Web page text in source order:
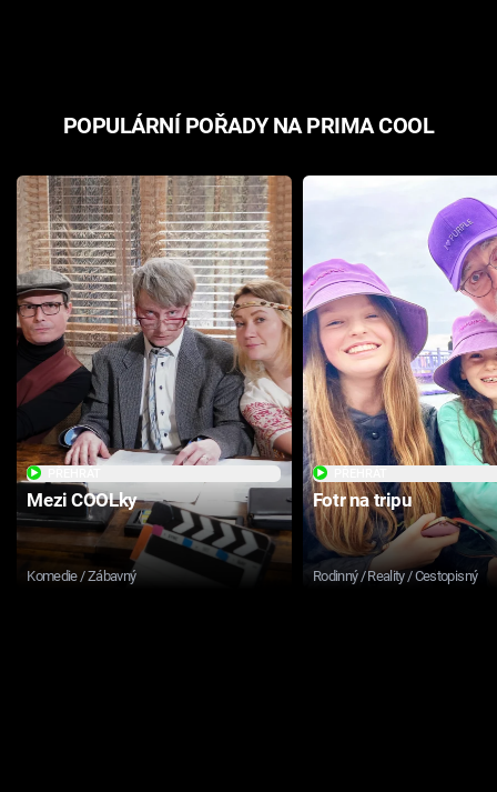
POPULÁRNÍ POŘADY NA PRIMA COOL
Mezi COOLky
Komedie / Zábavný
Fotr na tripu
Rodinný / Reality / Cestopisný